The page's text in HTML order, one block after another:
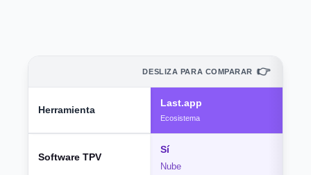
DESLIZA PARA COMPARAR 👉
Herramienta
Last.app
Ecosistema
Software TPV
Sí
Nube